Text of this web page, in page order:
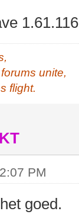
unite,
flight.
PM
goed.